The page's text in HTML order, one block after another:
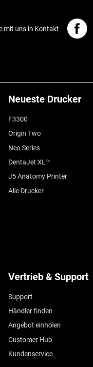
Neueste Drucker
F3300
Origin Two
Neo Series
DentaJet XL™
J5 Anatomy Printer
Alle Drucker
Vertrieb & Support
Support
Händler finden
Angebot einholen
Customer Hub
Kundenservice
mit uns in Kontakt